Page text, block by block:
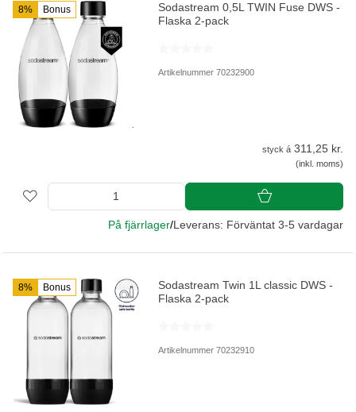
8% Bonus
Sodastream 0,5L TWIN Fuse DWS -
Flaska 2-pack
Artikelnummer 70232900
styck á 311,25 kr.
(inkl. moms)
På fjärrlager/Leverans: Förväntat 3-5 vardagar
8% Bonus
Sodastream Twin 1L classic DWS -
Flaska 2-pack
Artikelnummer 70232910